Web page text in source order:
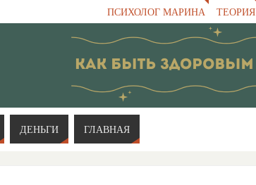
ПСИХОЛОГ МАРИНА ТЕОРИЯ
ДЕНЬГИ ГЛАВНАЯ